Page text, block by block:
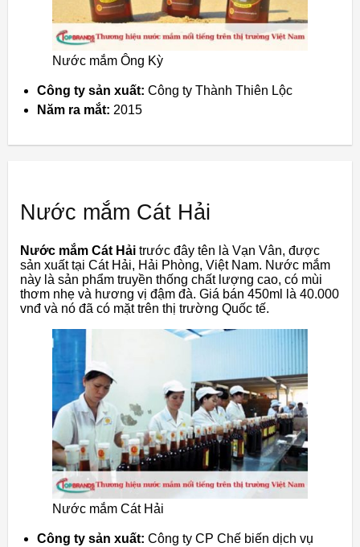
Nước mắm Ông Kỳ
Công ty sản xuất: Công ty Thành Thiên Lộc
Năm ra mắt: 2015
Nước mắm Cát Hải
Nước mắm Cát Hải trước đây tên là Vạn Vân, được
sản xuất tại Cát Hải, Hải Phòng, Việt Nam. Nước mắm
này là sản phẩm truyền thống chất lượng cao, có mùi
thơm nhẹ và hương vị đậm đà. Giá bán 450ml là 40.000
vnđ và nó đã có mặt trên thị trường Quốc tế.
Nước mắm Cát Hải
Công ty sản xuất: Công ty CP Chế biến dịch vụ